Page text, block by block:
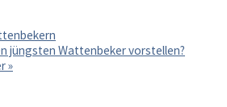
jüngsten Wattenbeker vorstellen?
»